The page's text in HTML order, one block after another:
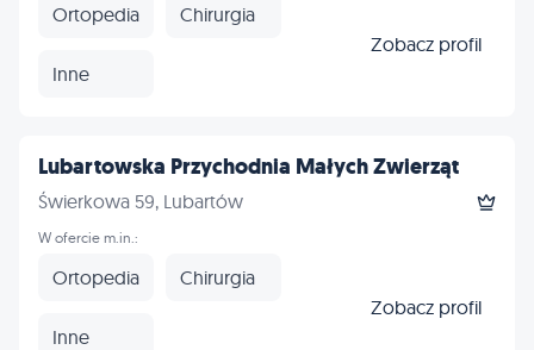
Ortopedia Chirurgia
Inne
Zobacz profil
Lubartowska Przychodnia Małych Zwierząt
Świerkowa 59, Lubartów
W ofercie m.in.:
Ortopedia Chirurgia
Inne
Zobacz profil